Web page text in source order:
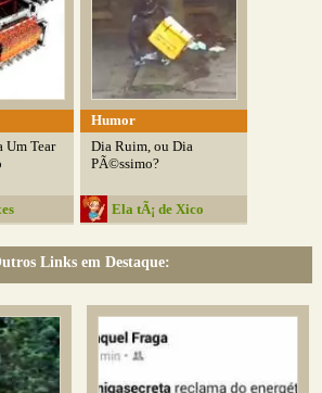
Um Tear
Humor
Dia Ruim, ou Dia
PÃ©ssimo?
Ela tÃ¡ de Xico
Links em Destaque: